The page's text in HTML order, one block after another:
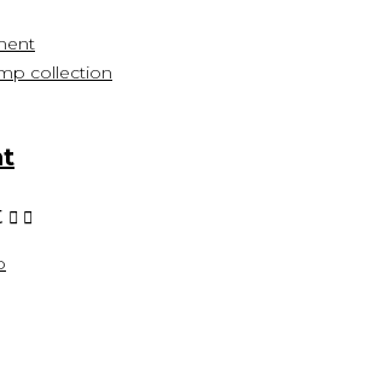
collection
 